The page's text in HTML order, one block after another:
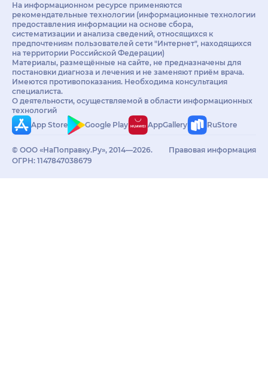
На информационном ресурсе применяются
рекомендательные технологии (информационные технологии
предоставления информации на основе сбора,
систематизации и анализа сведений, относящихся к
предпочтениям пользователей сети "Интернет", находящихся
на территории Российской Федерации)
Материалы, размещённые на сайте, не предназначены для
постановки диагноза и лечения и не заменяют приём врача.
Имеются противопоказания. Необходима консультация
специалиста.
О деятельности, осуществляемой в области информационных
технологий
App Store
Google Play AppGallery RuStore
© ООО «НаПоправку.Ру», 2014—2026.
ОГРН: 1147847038679
Правовая информация